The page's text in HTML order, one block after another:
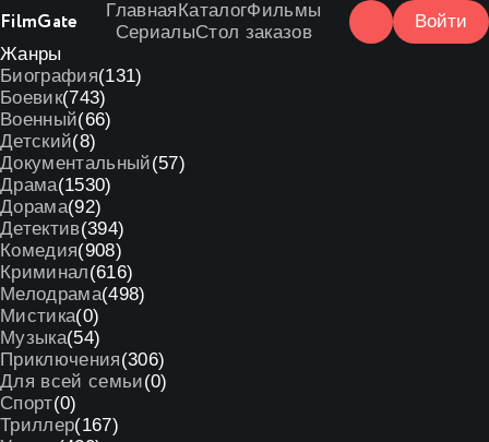
FilmGate ГлавнаяКаталогФильмы
СериалыСтол заказов
Войти
Жанры
Биография(131)
Боевик(743)
Военный(66)
Детский(8)
Документальный(57)
Драма(1530)
Дорама(92)
Детектив(394)
Комедия(908)
Криминал(616)
Мелодрама(498)
Мистика(0)
Музыка(54)
Приключения(306)
Для всей семьи(0)
Спорт(0)
Триллер(167)